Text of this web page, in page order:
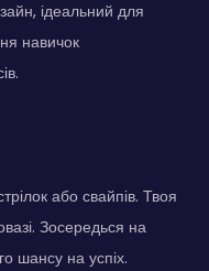
ідеальний для
навичок
або свайпів. Твоя
Зосередься на
шансу на успіх.